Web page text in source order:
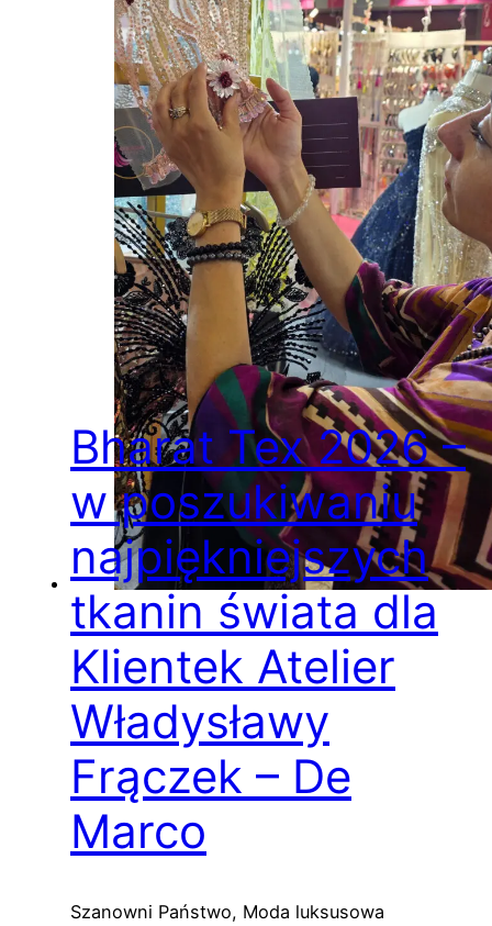
Bharat Tex 2026 –
w poszukiwaniu
najpiękniejszych
tkanin świata dla
Klientek Atelier
Władysławy
Frączek – De
Marco
Szanowni Państwo, Moda luksusowa